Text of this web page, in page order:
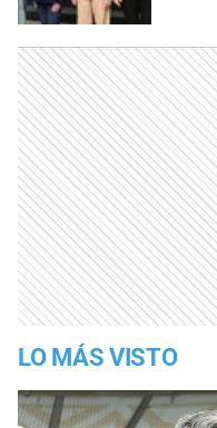
LO MÁS VISTO